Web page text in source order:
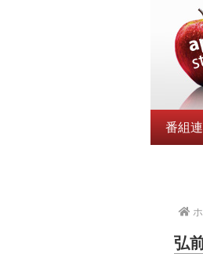
番組
弘